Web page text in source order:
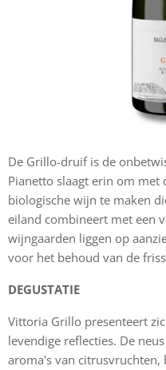
De Grillo-druif is de
Pianetto slaagt erin om met
biologische wijn te maken
eiland combineert met een
wijngaarden liggen op
voor het behoud van de
DEGUSTATIE
Vittoria Grillo presenteert
levendige reflecties. De
aroma's van citrusvruchten,